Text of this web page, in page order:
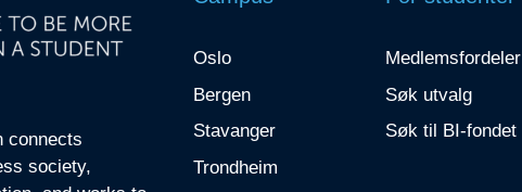
connects
society,
Oslo
Bergen
Stavanger
Trondheim
Medlemsfordeler
Søk utvalg
Søk til BI-fondet